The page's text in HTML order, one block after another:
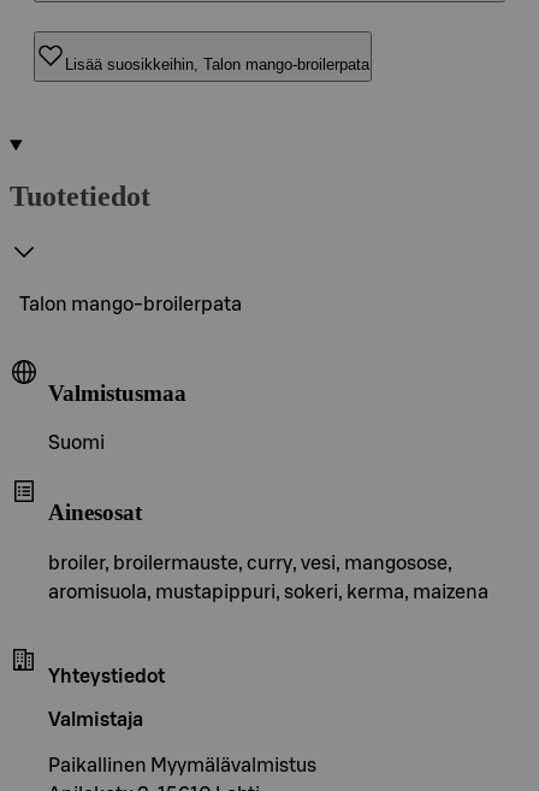
Lisää suosikkeihin, Talon mango-broilerpata
Tuotetiedot
Talon mango-broilerpata
Valmistusmaa
Suomi
Ainesosat
broiler, broilermauste, curry, vesi, mangosose,
aromisuola, mustapippuri, sokeri, kerma, maizena
Yhteystiedot
Valmistaja
Paikallinen Myymälävalmistus